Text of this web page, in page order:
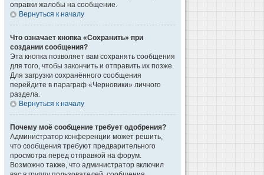
оправки жалобы на сообщение.
Вернуться к началу
Что означает кнопка «Сохранить» при
создании сообщения?
Эта кнопка позволяет вам сохранять сообщения
для того, чтобы закончить и отправить их позже.
Для загрузки сохранённого сообщения
перейдите в параграф «Черновики» личного
раздела.
Вернуться к началу
Почему моё сообщение требует одобрения?
Администратор конференции может решить,
что сообщения требуют предварительного
просмотра перед отправкой на форум.
Возможно также, что администратор включил